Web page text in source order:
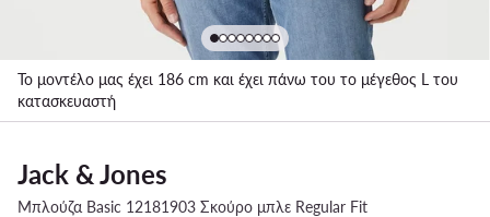
Το μοντέλο μας έχει 186 cm και έχει πάνω του το μέγεθος L του
κατασκευαστή
Jack & Jones
Μπλούζα Basic 12181903 Σκούρο μπλε Regular Fit